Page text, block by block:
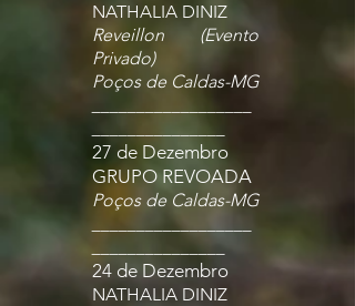
NATHALIA DINIZ
Reveillon (Evento
Privado)
Poços de Caldas-MG
27 de Dezembro
GRUPO REVOADA
Poços de Caldas-MG
__________________
24 de Dezembro
NATHALIA DINIZ